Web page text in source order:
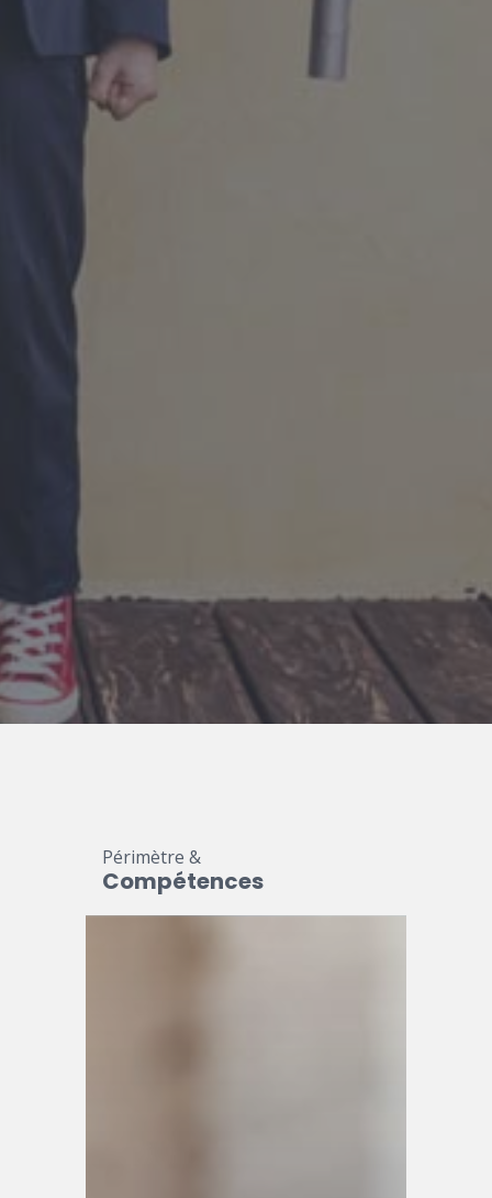
Périmètre &
Compétences